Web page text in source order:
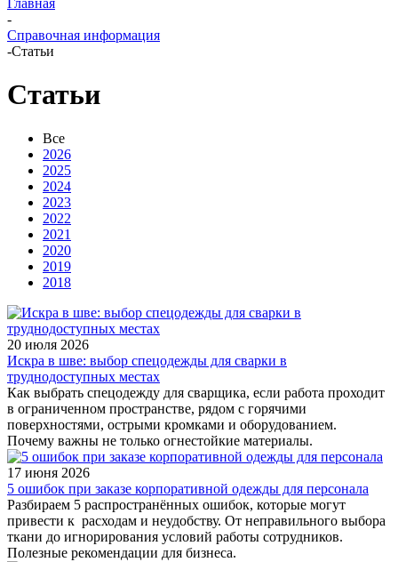
Главная
-
Справочная информация
-Статьи
Статьи
Все
2026
2025
2024
2023
2022
2021
2020
2019
2018
20 июля 2026
Искра в шве: выбор спецодежды для сварки в
труднодоступных местах
Как выбрать спецодежду для сварщика, если работа проходит
в ограниченном пространстве, рядом с горячими
поверхностями, острыми кромками и оборудованием.
Почему важны не только огнестойкие материалы.
17 июня 2026
5 ошибок при заказе корпоративной одежды для персонала
Разбираем 5 распространённых ошибок, которые могут
привести к расходам и неудобству. От неправильного выбора
ткани до игнорирования условий работы сотрудников.
Полезные рекомендации для бизнеса.